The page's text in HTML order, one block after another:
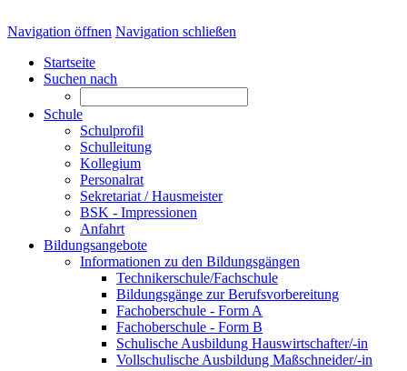
Navigation öffnen Navigation schließen
Startseite
Suchen nach
Schule
Schulprofil
Schulleitung
Kollegium
Personalrat
Sekretariat / Hausmeister
BSK - Impressionen
Anfahrt
Bildungsangebote
Informationen zu den Bildungsgängen
Technikerschule/Fachschule
Bildungsgänge zur Berufsvorbereitung
Fachoberschule - Form A
Fachoberschule - Form B
Schulische Ausbildung Hauswirtschafter/-in
Vollschulische Ausbildung Maßschneider/-in